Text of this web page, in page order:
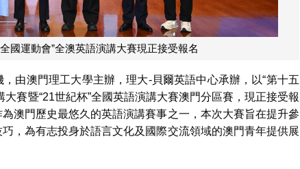
國運動會”全澳英語演講大賽現正接受報名
由澳門理工大學主辦，理大-貝爾英語中心承辦，以“第十五
賽暨“21世紀杯”全國英語演講大賽澳門分區賽，現正接受報
澳門歷史最悠久的英語演講賽事之一，本次大賽旨在提升參
，為有志投身於語言文化及國際交流領域的澳門青年提供展